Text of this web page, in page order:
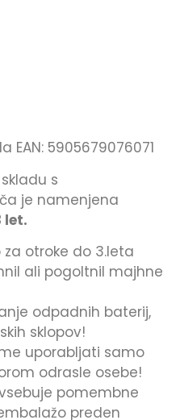
EAN: 5905679076071
s
je namenjena
let.
za otroke do 3.leta
ali pogoltnil majhne
odpadnih baterij,
sklopov!
uporabljati samo
odrasle osebe!
pomembne
preden